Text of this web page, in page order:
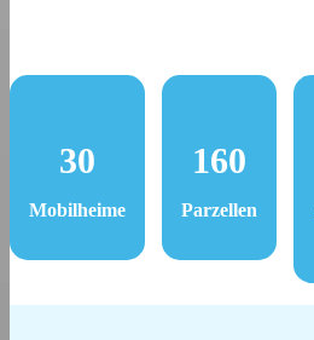
30
Mobilheime
160
Parzellen